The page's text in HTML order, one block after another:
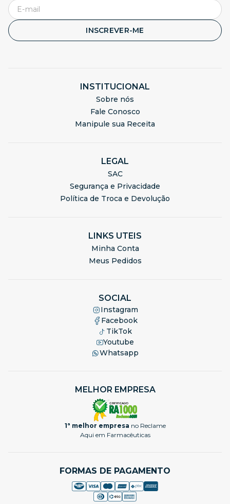
INSCREVER-ME
INSTITUCIONAL
Sobre nós
Fale Conosco
Manipule sua Receita
LEGAL
SAC
Segurança e Privacidade
Política de Troca e Devolução
LINKS UTEIS
Minha Conta
Meus Pedidos
SOCIAL
Instagram
Facebook
TikTok
Youtube
Whatsapp
MELHOR EMPRESA
1ª melhor empresa no Reclame
Aqui em Farmacêuticas
FORMAS DE PAGAMENTO